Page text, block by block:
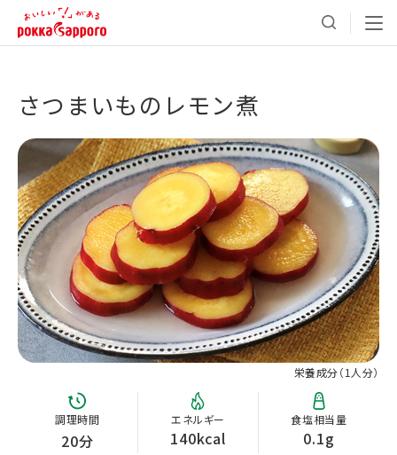
さつまいものレモン煮
栄養成分（1人分）
調理時間
20分
エネルギー
140kcal
食塩相当量
0.1g